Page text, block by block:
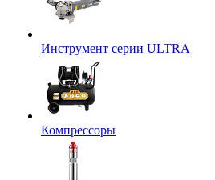
Инструмент серии ULTRA
Компрессоры